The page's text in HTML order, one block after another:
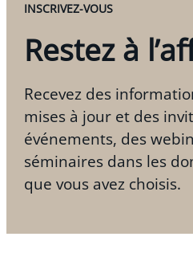
INSCRIVEZ-VOUS
Restez à
Recevez des
mises à jour et des
événements, des
séminaires dans les
que vous avez choisis.